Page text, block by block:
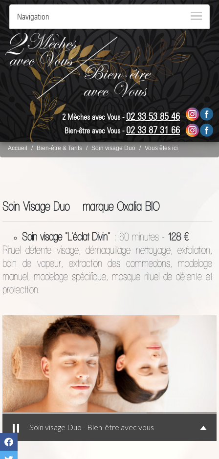
Navigation
2 Mèches avec Vous - 02 33 53 85 46
Bien-être avec Vous -02 33 87 31 66
Accueil Bien-être & Tarifs Soin visage Duo Vous êtes ici
Soin Visage Duo marque Oxalia BIO
Soin visage "L'éclat Divin" : 60 minutes - 128 €
Rituel détente visage, démaquillage nettoyage, exfoliation,
bain de vapeur, extraction des commedons, modelage
manuel, modelage spécifique, masque rituel de détente et
protecttion.
Soin visage Duo - Bien-être avec vous